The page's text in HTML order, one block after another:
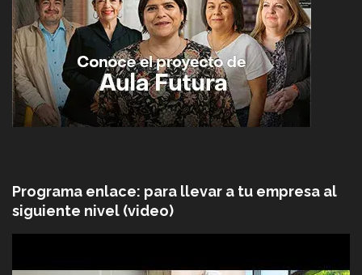
Programa enlace: para llevar a tu empresa al
siguiente nivel (video)